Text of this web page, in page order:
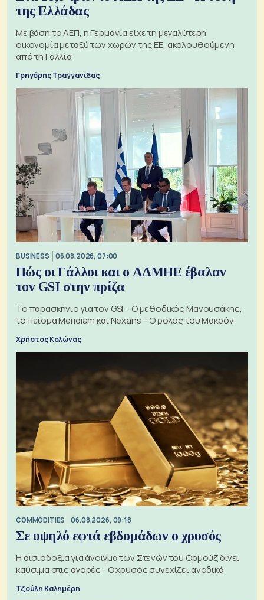
της Ελλάδας
Με βάση το ΑΕΠ, η Γερμανία είχε τη μεγαλύτερη
οικονομία μεταξύ των χωρών της ΕΕ, ακολουθούμενη
από τη Γαλλία
Γρηγόρης Τραγγανίδας
BUSINESS 06.08.2026, 07:00
Πώς οι Γάλλοι και ο ΑΔΜΗΕ έβαλαν
τον GSI στην πρίζα
Το παρασκήνιο για τον GSI – Ο μεθοδικός Μανουσάκης,
το πείσμα Meridiam και Nexans – Ο ρόλος του Μακρόν
Χρήστος Κολώνας
COMMODITIES 06.08.2026, 09:18
Σε υψηλό εφτά εβδομάδων ο χρυσός
Η αισιοδοξία για άνοιγμα των Στενών του Ορμούζ δίνει
καύσιμα στις αγορές - Ο χρυσός συνεχίζει ανοδικά
Τζούλη Καλημέρη